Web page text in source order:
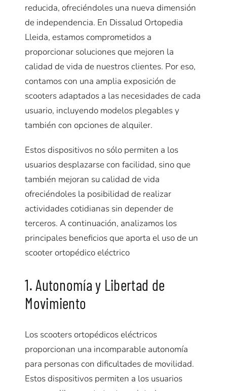
reducida, ofreciéndoles una nueva dimensión
de independencia. En Dissalud Ortopedia
Lleida, estamos comprometidos a
proporcionar soluciones que mejoren la
calidad de vida de nuestros clientes. Por eso,
contamos con una amplia exposición de
scooters adaptados a las necesidades de cada
usuario, incluyendo modelos plegables y
también con opciones de alquiler.
Estos dispositivos no sólo permiten a los
usuarios desplazarse con facilidad, sino que
también mejoran su calidad de vida
ofreciéndoles la posibilidad de realizar
actividades cotidianas sin depender de
terceros. A continuación, analizamos los
principales beneficios que aporta el uso de un
scooter ortopédico eléctrico
1. Autonomía y Libertad de
Movimiento
Los scooters ortopédicos eléctricos
proporcionan una incomparable autonomía
para personas con dificultades de movilidad.
Estos dispositivos permiten a los usuarios